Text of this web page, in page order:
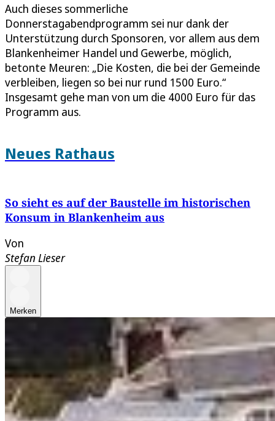
Auch dieses sommerliche
Donnerstagabendprogramm sei nur dank der
Unterstützung durch Sponsoren, vor allem aus dem
Blankenheimer Handel und Gewerbe, möglich,
betonte Meuren: „Die Kosten, die bei der Gemeinde
verbleiben, liegen so bei nur rund 1500 Euro.“
Insgesamt gehe man von um die 4000 Euro für das
Programm aus.
Neues Rathaus
So sieht es auf der Baustelle im historischen
Konsum in Blankenheim aus
Von
Stefan Lieser
Merken